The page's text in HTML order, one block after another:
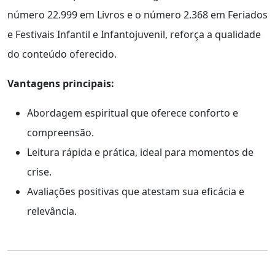
número 22.999 em Livros e o número 2.368 em Feriados
e Festivais Infantil e Infantojuvenil, reforça a qualidade
do conteúdo oferecido.
Vantagens principais:
Abordagem espiritual que oferece conforto e
compreensão.
Leitura rápida e prática, ideal para momentos de
crise.
Avaliações positivas que atestam sua eficácia e
relevância.